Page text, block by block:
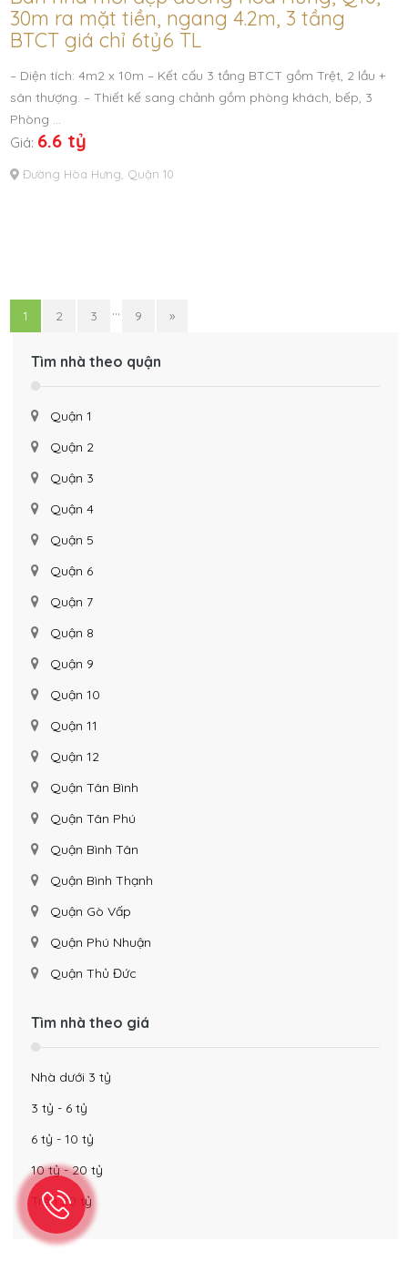
30m ra mặt tiền, ngang 4.2m, 3 tầng
BTCT giá chỉ 6tỷ6 TL
– Diện tích: 4m2 x 10m – Kết cấu 3 tầng BTCT gồm Trệt, 2 lầu +
sân thượng. – Thiết kế sang chảnh gồm phòng khách, bếp, 3
Phòng …
Giá: 6.6 tỷ
Đường Hòa Hưng, Quận 10
1 2 3 … 9 »
Tìm nhà theo quận
Quận 1
Quận 2
Quận 3
Quận 4
Quận 5
Quận 6
Quận 7
Quận 8
Quận 9
Quận 10
Quận 11
Quận 12
Quận Tân Bình
Quận Tân Phú
Quận Bình Tân
Quận Bình Thạnh
Quận Gò Vấp
Quận Phú Nhuận
Quận Thủ Đức
Tìm nhà theo giá
Nhà dưới 3 tỷ
3 tỷ - 6 tỷ
6 tỷ - 10 tỷ
10 tỷ - 20 tỷ
Trên 20 tỷ